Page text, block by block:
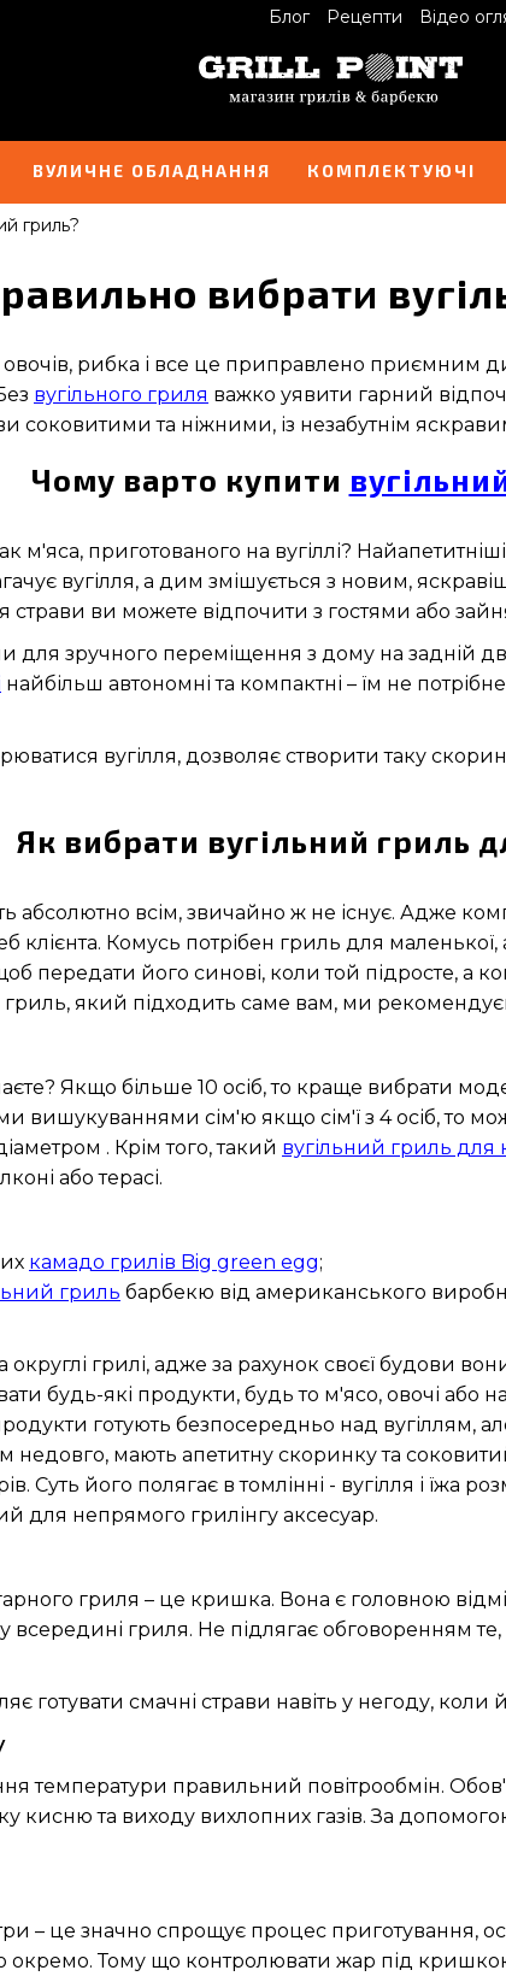
Блог Рецепти Відео
ВУЛИЧНЕ ОБЛАДНАННЯ КОМПЛЕКТУЮЧІ
гриль?
вибрати
овочів, рибка і все це приправлено приємним
вугільного гриля важко уявити гарний
соковитими та ніжними, із незабутнім
Чому варто купити
м'яса, приготованого на вугіллі?
вугілля, а дим змішується з новим,
страви ви можете відпочити з гостями або
для зручного переміщення з дому на задній
найбільш автономні та компактні – їм не
вугілля, дозволяє створити таку
Як вибрати вугільний гриль
абсолютно всім, звичайно ж не існує. Адже
Комусь потрібен гриль для маленької,
передати його синові, коли той підросте, а
який підходить саме вам, ми
Якщо більше 10 осіб, то краще вибрати
вишукуваннями сім'ю якщо сім'ї з 4 осіб, то
. Крім того, такий вугільний гриль для
або терасі.
камадо грилів Big green egg;
гриль барбекю від американського
грилі, адже за рахунок своєї будови
будь-які продукти, будь то м'ясо, овочі
готують безпосередньо над
недовго, мають апетитну скоринку та
Суть його полягає в томлінні - вугілля і їжа
для непрямого грилінгу аксесуар.
гриля – це кришка. Вона є головною
гриля. Не підлягає обговоренням
готувати смачні страви навіть у негоду, коли
правильний повітрообмін.
кисню та виходу вихлопних газів. За
– це значно спрощує процес приготування,
Тому що контролювати жар під